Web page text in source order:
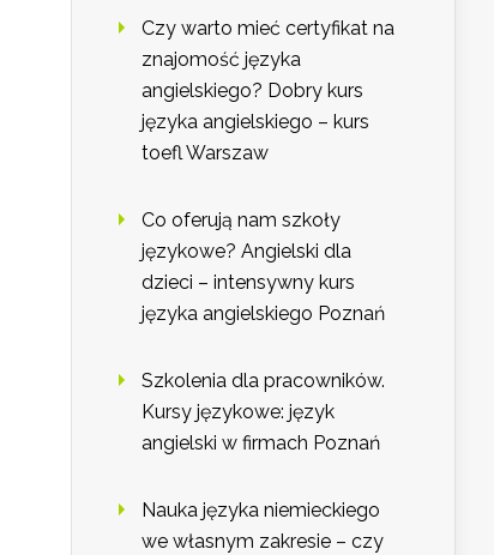
Czy warto mieć certyfikat na
znajomość języka
angielskiego? Dobry kurs
języka angielskiego – kurs
toefl Warszaw
Co oferują nam szkoły
językowe? Angielski dla
dzieci – intensywny kurs
języka angielskiego Poznań
Szkolenia dla pracowników.
Kursy językowe: język
angielski w firmach Poznań
Nauka języka niemieckiego
we własnym zakresie – czy